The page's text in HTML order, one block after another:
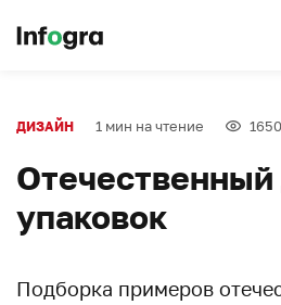
ДИЗАЙН 1 мин на чтение
Отечественный
упаковок
Подборка примеров